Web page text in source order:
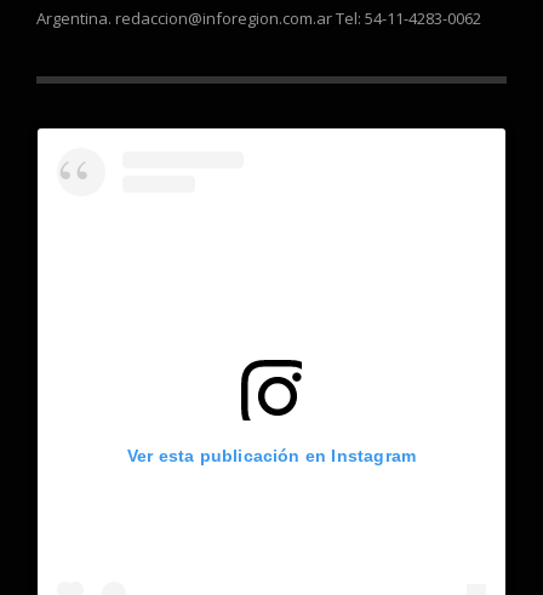
Argentina. redaccion@inforegion.com.ar Tel: 54-11-4283-0062
Ver esta publicación en Instagram